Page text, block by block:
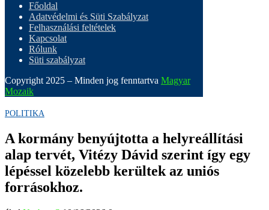
Főoldal
Adatvédelmi és Süti Szabályzat
Felhasználási feltételek
Kapcsolat
Rólunk
Süti szabályzat
Copyright 2025 – Minden jog fenntartva Magyar
Mozaik
POLITIKA
A kormány benyújtotta a helyreállítási
alap tervét, Vitézy Dávid szerint így egy
lépéssel közelebb kerültek az uniós
forrásokhoz.